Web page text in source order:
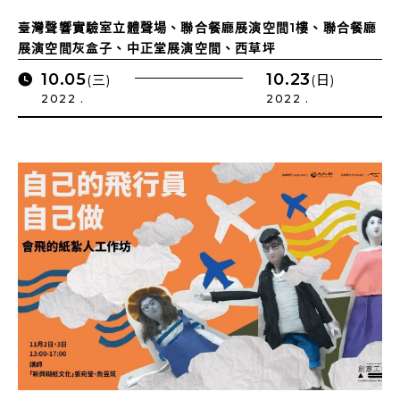
臺灣聲響實驗室立體聲場、聯合餐廳展演空間1樓、聯合餐廳
展演空間灰盒子、中正堂展演空間、西草坪
10.05(三)
2022 .
10.23(日)
2022 .